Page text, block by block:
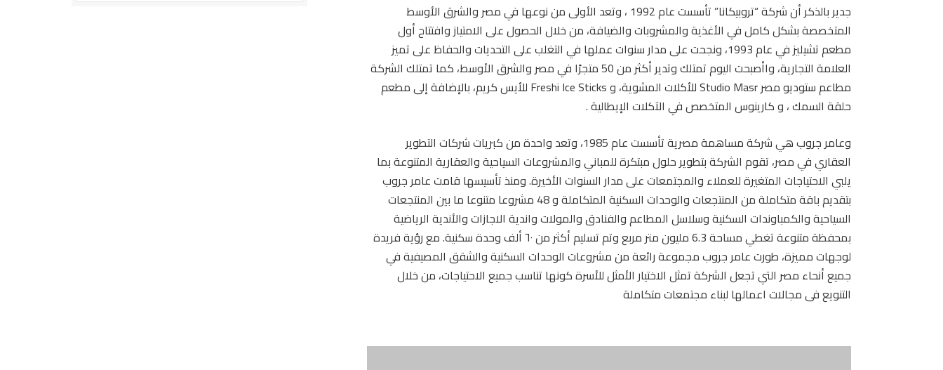
جدير بالذكر أن شركة “تروبيكانا” تأسست عام 1992 ، وتعد الأولى من نوعها في مصر والشرق الأوسط
المتخصصة بشكل كامل في الأغذية والمشروبات والضيافة، من خلال الحصول على الامتياز وافتتاح أول
مطعم تشيليز في عام 1993، ونجحت على مدار سنوات عملها في التغلب على التحديات والحفاظ على تميز
العلامة التجارية، واأصبحت اليوم تمتلك وتدير أكثر من 50 متجرًا في مصر والشرق الأوسط، كما تمتلك الشركة
مطاعم ستوديو مصر Studio Masr للأكلات المشوية، و Freshi Ice Sticks للأيس كريم، بالإضافة إلى مطعم
حلقة السمك ، و كارينوس المتخصص في الآكلات الإيطالية .
وعامر جروب هي شركة مساهمة مصرية تأسست عام 1985، وتعد واحدة من كبريات شركات التطوير
العقاري في مصر، تقوم الشركة بتطوير حلول مبتكرة للمباني والمشروعات السياحية والعقارية المتنوعة بما
يلبي الاحتياجات المتغيرة للعملاء والمجتمعات على مدار السنوات الأخيرة. ومنذ تأسيسها قامت عامر جروب
بتقديم باقة متكاملة من المنتجعات والوحدات السكنية المتكاملة و 48 مشروعا متنوعا ما بين المنتجعات
السياحية والكمباوندات السكنية وسلاسل المطاعم والفنادق والمولات واندية الاجازات والأندية الرياضية
بمحفظة متنوعة تغطي مساحة 6.3 مليون متر مربع وتم تسليم أكثر من ٦٠ ألف وحدة سكنية. مع رؤية فريدة
لوجهات مميزة، طورت عامر جروب مجموعة رائعة من مشروعات الوحدات السكنية والشقق المصيفية في
جميع أنحاء مصر التي تجعل الشركة تمثل الاختيار الأمثل للأسرة كونها تناسب جميع الاحتياجات، من خلال
التنويع فى مجالات اعمالها لبناء مجتمعات متكاملة